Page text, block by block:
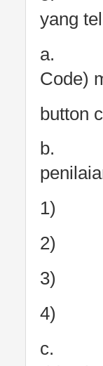
yang
a.
Code)
button
b.
1)
2)
3)
4)
c.